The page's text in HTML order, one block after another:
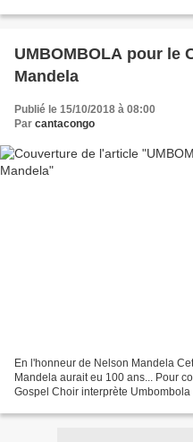
UMBOMBOLA pour le
Mandela
Publié le 15/10/2018 à 08:00
Par cantacongo
En l'honneur de Nelson Mandela
Mandela aurait eu 100 ans... Pour
Gospel Choir interprète